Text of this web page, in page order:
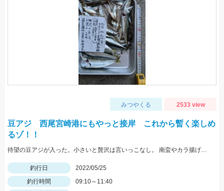
みつやくる 2533 view
豆アジ 西尾宮崎港にもやっと接岸 これから暫く楽しめ
るゾ！！
待望の豆アジが入った。小さいと贅沢は言いっこなし。 南蛮やカラ揚げに最適。今だけの特典。
釣行日
2022/05/25
釣行時間
09:10～11:40